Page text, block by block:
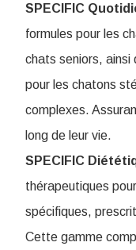
SPECIFIC
formules pour les
chats seniors, ainsi
pour les chatons
complexes.
long de leur vie.
SPECIFIC
thérapeutiques
spécifiques,
Cette gamme